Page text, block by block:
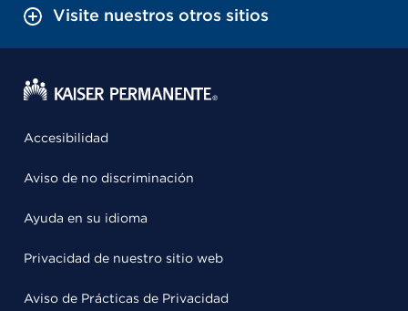
Visite nuestros otros sitios
Accesibilidad
Aviso de no discriminación
Ayuda en su idioma
Privacidad de nuestro sitio web
Aviso de Prácticas de Privacidad